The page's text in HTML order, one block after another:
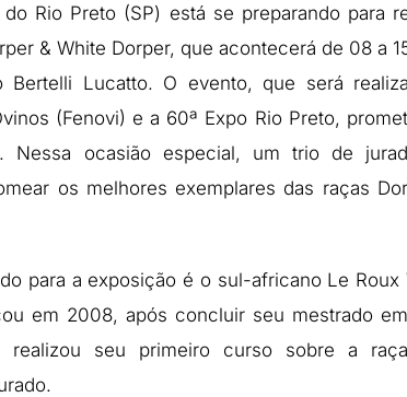
Rio Preto (SP) está se preparando para
& White Dorper, que acontecerá de 08 a
Bertelli Lucatto. O evento, que será
(Fenovi) e a 60ª Expo Rio Preto,
Nessa ocasião especial, um trio de
os melhores exemplares das raças
para a exposição é o sul-africano Le Roux
em 2008, após concluir seu mestrado
realizou seu primeiro curso sobre a